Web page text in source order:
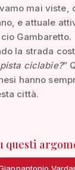
mai viste,
e attuale
Gambaretto.
la strada
ciclabie?”
hanno
città.
questi